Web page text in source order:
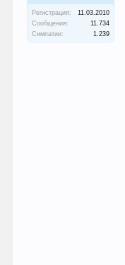
Регистрация:
11.03.2010
Сообщения:
11.734
Симпатии:
1.239